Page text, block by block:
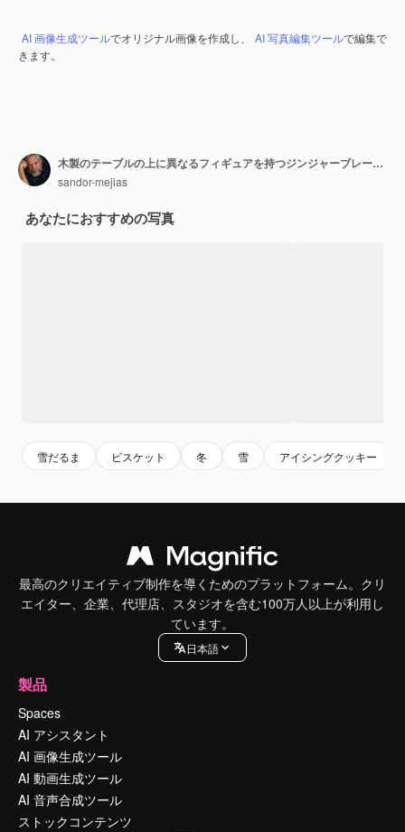
AI 画像生成ツールでオリジナル画像を作成し、 AI 写真編集ツールで編集で
きます。
木製のテーブルの上に異なるフィギュアを持つジンジャーブレードクッキー クリスマスのデザート
sandor-mejias
あなたにおすすめの写真
雪だるま ビスケット 冬 雪 アイシングクッキー
最高のクリエイティブ制作を導くためのプラットフォーム。クリ
エイター、企業、代理店、スタジオを含む100万人以上が利用し
ています。
日本語
製品
Spaces
AI アシスタント
AI 画像生成ツール
AI 動画生成ツール
AI 音声合成ツール
ストックコンテンツ